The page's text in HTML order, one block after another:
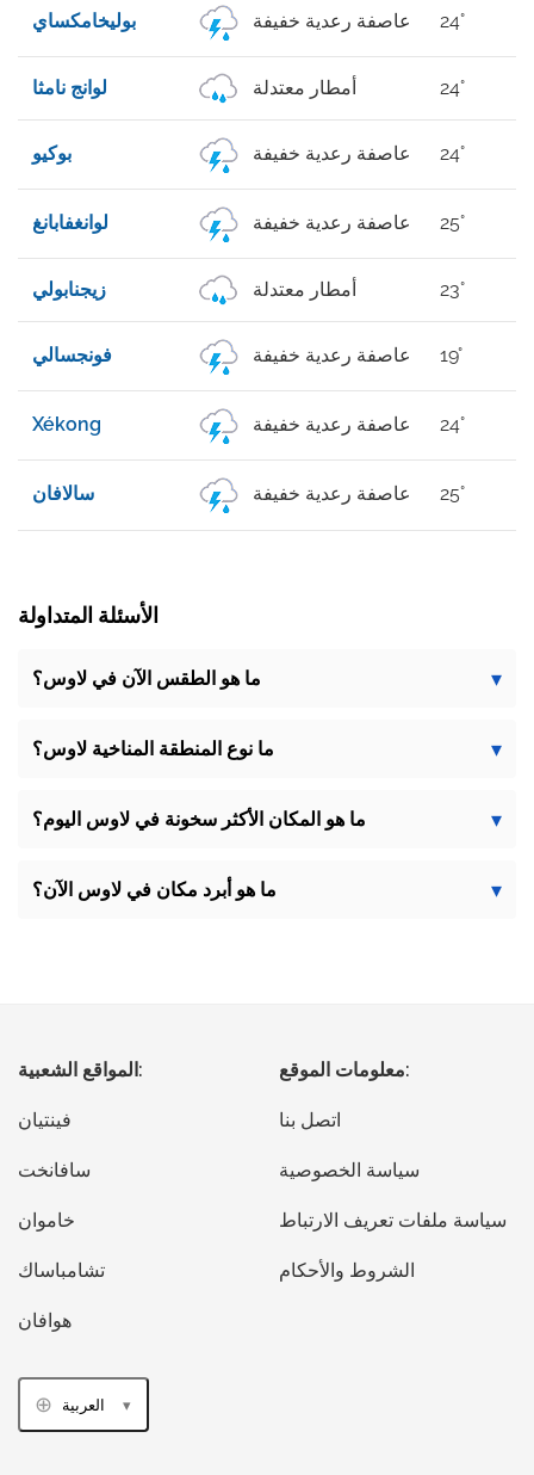
بوليخامكساي عاصفة رعدية خفيفة 24°
لوانج نامثا أمطار معتدلة 24°
بوكيو عاصفة رعدية خفيفة 24°
لوانغفابانغ عاصفة رعدية خفيفة 25°
زيجنابولي أمطار معتدلة 23°
فونجسالي عاصفة رعدية خفيفة 19°
Xékong عاصفة رعدية خفيفة 24°
سالافان عاصفة رعدية خفيفة 25°
الأسئلة المتداولة
ما هو الطقس الآن في لاوس؟
ما نوع المنطقة المناخية لاوس؟
ما هو المكان الأكثر سخونة في لاوس اليوم؟
ما هو أبرد مكان في لاوس الآن؟
المواقع الشعبية:
فينتيان
سافانخت
خاموان
تشامباساك
هوافان
معلومات الموقع:
اتصل بنا
سياسة الخصوصية
سياسة ملفات تعريف الارتباط
الشروط والأحكام
العربية